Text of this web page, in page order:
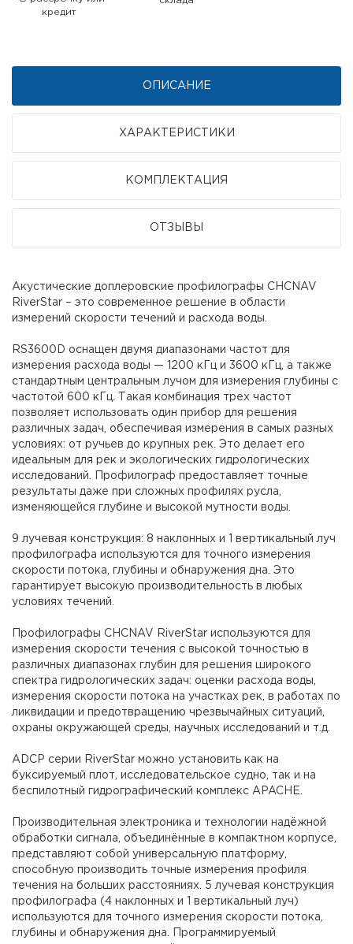
кредит
ОПИСАНИЕ
ХАРАКТЕРИСТИКИ
КОМПЛЕКТАЦИЯ
ОТЗЫВЫ
Акустические доплеровские профилографы CHCNAV
RiverStar – это современное решение в области
измерений скорости течений и расхода воды.
RS3600D оснащен двумя диапазонами частот для
измерения расхода воды — 1200 кГц и 3600 кГц, а также
стандартным центральным лучом для измерения глубины с
частотой 600 кГц. Такая комбинация трех частот
позволяет использовать один прибор для решения
различных задач, обеспечивая измерения в самых разных
условиях: от ручьев до крупных рек. Это делает его
идеальным для рек и экологических гидрологических
исследований. Профилограф предоставляет точные
результаты даже при сложных профилях русла,
изменяющейся глубине и высокой мутности воды.
9 лучевая конструкция: 8 наклонных и 1 вертикальный луч
профилографа используются для точного измерения
скорости потока, глубины и обнаружения дна. Это
гарантирует высокую производительность в любых
условиях течений.
Профилографы CHCNAV RiverStar используются для
измерения скорости течения с высокой точностью в
различных диапазонах глубин для решения широкого
спектра гидрологических задач: оценки расхода воды,
измерения скорости потока на участках рек, в работах по
ликвидации и предотвращению чрезвычайных ситуаций,
охраны окружающей среды, научных исследований и т.д.
ADCP серии RiverStar можно установить как на
буксируемый плот, исследовательское судно, так и на
беспилотный гидрографический комплекс APACHE.
Производительная электроника и технологии надёжной
обработки сигнала, объединённые в компактном корпусе,
представляют собой универсальную платформу,
способную производить точные измерения профиля
течения на больших расстояниях. 5 лучевая конструкция
профилографа (4 наклонных и 1 вертикальный луч)
используются для точного измерения скорости потока,
глубины и обнаружения дна. Программируемый